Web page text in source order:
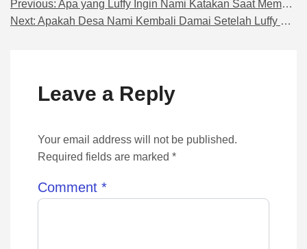
Navigasi pos
Previous: Apa yang Luffy Ingin Nami Katakan Saat Membantunya
Next: Apakah Desa Nami Kembali Damai Setelah Luffy Kalahkan Arlong
Leave a Reply
Your email address will not be published.
Required fields are marked *
Comment *